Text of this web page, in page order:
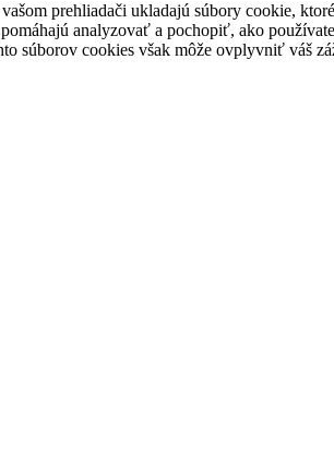
prehliadači ukladajú súbory cookie,
analyzovať a pochopiť, ako
súborov cookies však môže ovplyvniť váš